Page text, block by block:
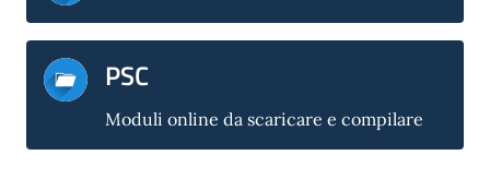
PSC
Moduli online da scaricare e compilare